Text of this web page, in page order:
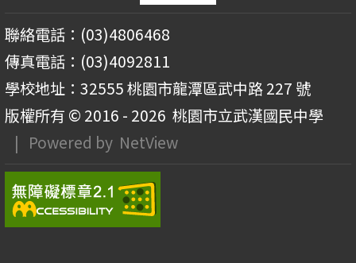
聯絡電話：(03)4806468
傳真電話：(03)4092811
學校地址：32555 桃園市龍潭區武中路 227 號
版權所有 © 2016 - 2026 桃園市立武漢國民中學
| Powered by NetView